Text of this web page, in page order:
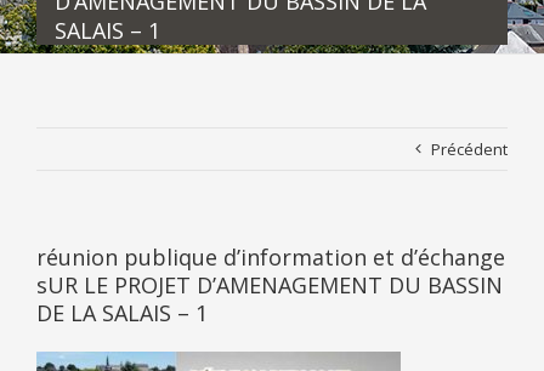
SALAIS – 1
Précédent
réunion publique d’information et d’échange
sUR LE PROJET D’AMENAGEMENT DU BASSIN
DE LA SALAIS – 1